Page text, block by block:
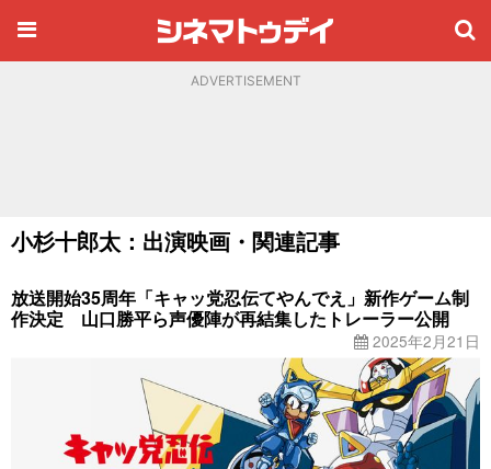
ADVERTISEMENT
小杉十郎太：出演映画・関連記事
放送開始35周年「キャッ党忍伝てやんでえ」新作ゲーム制
作決定 山口勝平ら声優陣が再結集したトレーラー公開
2025年2月21日